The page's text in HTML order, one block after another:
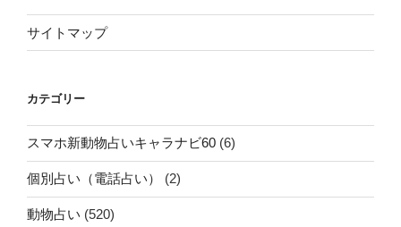
サイトマップ
カテゴリー
スマホ新動物占いキャラナビ60 (6)
個別占い（電話占い） (2)
動物占い (520)